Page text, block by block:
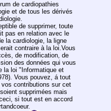
de cardiopathies
et de tous les dérivés
de supprimer, toute
pas en relation avec le
la cardiologie, la ligne
contraire à la loi.Vous
de modification, de
des données qui vous
la loi "Informatique et
Vous pouvez, á tout
contributions sur cet
supprimées mais
si tout est en accord